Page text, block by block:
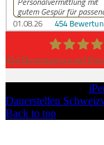
454 Bewertungen auf
Dauerstellen
Back to top